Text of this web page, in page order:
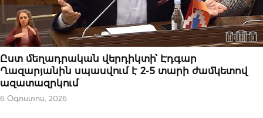
ԿԱՐԵՎՈՐԸ
Ըստ մեղադրական վերդիկտի՝ Էդգար
Ղազարյանին սպասվում է 2-5 տարի ժամկետով
ազատազրկում
6 Օգոստոս, 2026